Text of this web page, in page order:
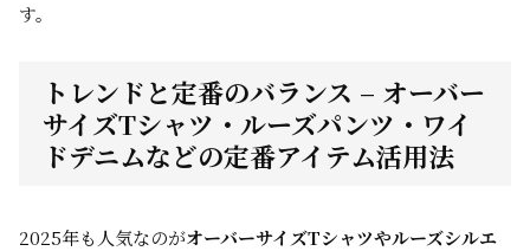
す。
トレンドと定番のバランス – オーバー
サイズTシャツ・ルーズパンツ・ワイ
ドデニムなどの定番アイテム活用法
2025年も人気なのがオーバーサイズTシャツやルーズシルエ